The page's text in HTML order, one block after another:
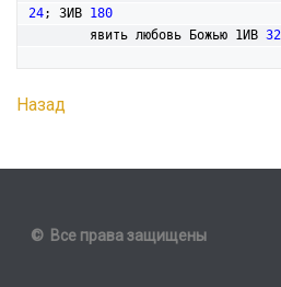
24; 3ИВ 180
	явить любовь Божью 1ИВ
Назад
© Все права защищены